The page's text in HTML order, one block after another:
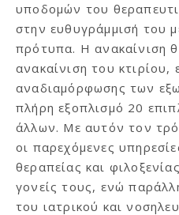
υποδομών του
στην ευθυγράμμισή του
πρότυπα. Η ανακαίνιση
ανακαίνιση του κτιρίου,
αναδιαμόρφωσης των
πλήρη εξοπλισμό 20
άλλων. Με αυτόν τον
οι παρεχόμενες
θεραπείας και
γονείς τους, ενώ
του ιατρικού και